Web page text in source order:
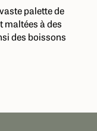
palette de
maltées à des
des boissons